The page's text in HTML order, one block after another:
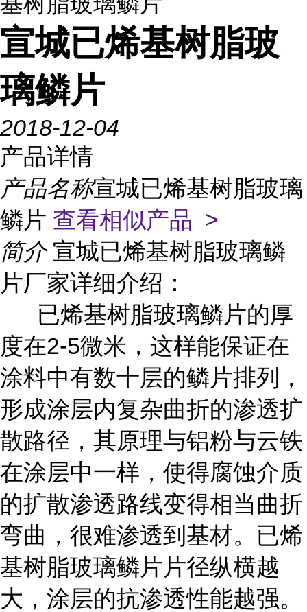
宣城已烯基树脂玻
璃鳞片
2018-12-04
产品详情
产品名称宣城已烯基树脂玻璃
鳞片 查看相似产品 >
简介 宣城已烯基树脂玻璃鳞
片厂家详细介绍：
已烯基树脂玻璃鳞片的厚
度在2-5微米，这样能保证在
涂料中有数十层的鳞片排列，
形成涂层内复杂曲折的渗透扩
散路径，其原理与铝粉与云铁
在涂层中一样，使得腐蚀介质
的扩散渗透路线变得相当曲折
弯曲，很难渗透到基材。已烯
基树脂玻璃鳞片片径纵横越
大，涂层的抗渗透性能越强。